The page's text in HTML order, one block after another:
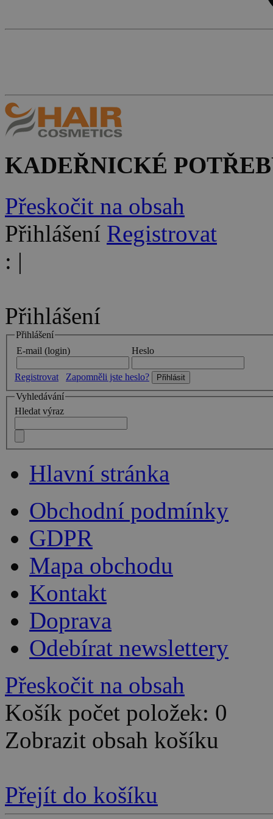
KADEŘNICKÉ
Přeskočit na obsah
Přihlášení Registrovat
: |
Přihlášení
Přihlášení
E-mail (login)
Heslo
Registrovat
Zapomněli jste heslo?
Vyhledávání
Hledat výraz
Hlavní stránka
Obchodní podmínky
GDPR
Mapa obchodu
Kontakt
Doprava
Odebírat newslettery
Přeskočit na obsah
Košík počet položek: 0
Zobrazit obsah košíku
Přejít do košíku